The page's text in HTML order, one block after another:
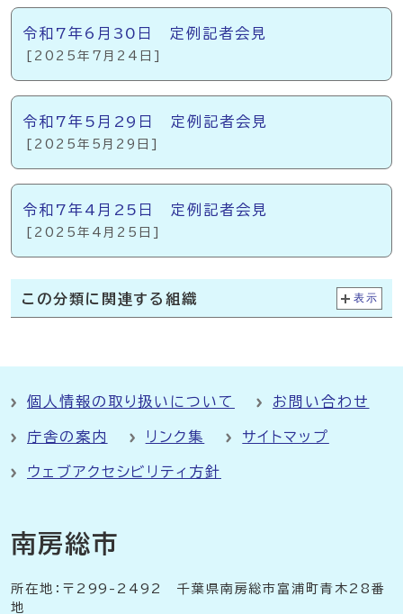
令和7年6月30日 定例記者会見
[2025年7月24日]
令和7年5月29日 定例記者会見
[2025年5月29日]
令和7年4月25日 定例記者会見
[2025年4月25日]
この分類に関連する組織 表示
個人情報の取り扱いについて お問い合わせ
庁舎の案内 リンク集 サイトマップ
ウェブアクセシビリティ方針
南房総市
所在地：〒299-2492 千葉県南房総市富浦町青木28番
地